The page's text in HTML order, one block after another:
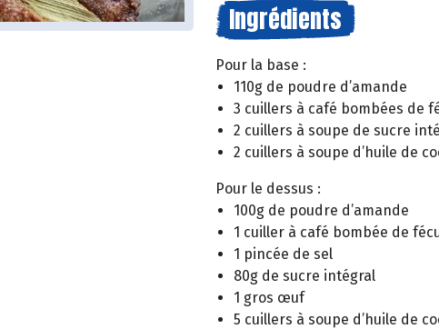
Ingrédients
Pour la base :
110g de poudre d’amande
3 cuillers à café bombées de
2 cuillers à soupe de sucre
2 cuillers à soupe d’huile de
Pour le dessus :
100g de poudre d’amande
1 cuiller à café bombée de
1 pincée de sel
80g de sucre intégral
1 gros œuf
5 cuillers à soupe d’huile de